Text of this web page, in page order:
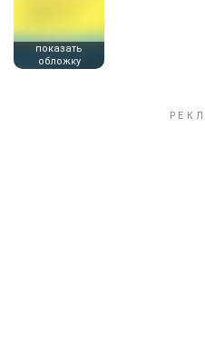
показать
обложку